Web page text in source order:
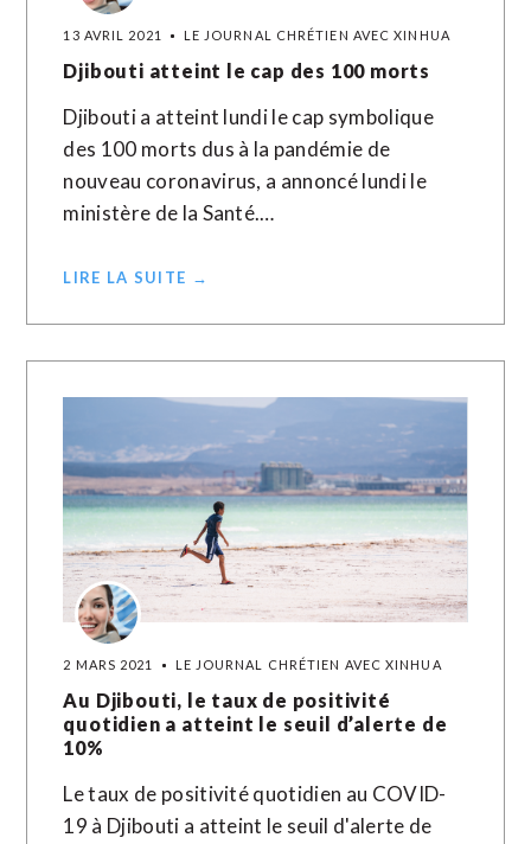
13 AVRIL 2021 LE JOURNAL CHRÉTIEN AVEC XINHUA
Djibouti atteint le cap des 100 morts
Djibouti a atteint lundi le cap symbolique
des 100 morts dus à la pandémie de
nouveau coronavirus, a annoncé lundi le
ministère de la Santé.…
LIRE LA SUITE →
2 MARS 2021 LE JOURNAL CHRÉTIEN AVEC XINHUA
Au Djibouti, le taux de positivité
quotidien a atteint le seuil d’alerte de
10%
Le taux de positivité quotidien au COVID-
19 à Djibouti a atteint le seuil d'alerte de